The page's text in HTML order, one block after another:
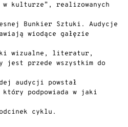
w kulturze”, realizowanych
Bunkier Sztuki. Audycje
wiodące gałęzie
wizualne, literatur,
jest przede wszystkim do
audycji powstał
podpowiada w jaki
cyklu.